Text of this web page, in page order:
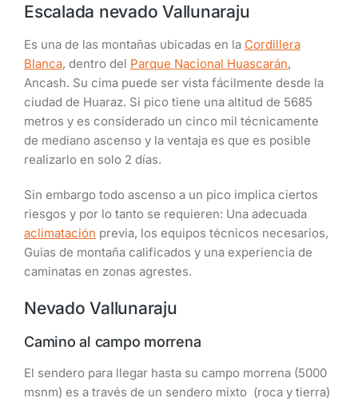
Escalada nevado Vallunaraju
Es una de las montañas ubicadas en la Cordillera
Blanca, dentro del Parque Nacional Huascarán,
Ancash. Su cima puede ser vista fácilmente desde la
ciudad de Huaraz. Si pico tiene una altitud de 5685
metros y es considerado un cinco mil técnicamente
de mediano ascenso y la ventaja es que es posible
realizarlo en solo 2 días.
Sin embargo todo ascenso a un pico implica ciertos
riesgos y por lo tanto se requieren: Una adecuada
aclimatación previa, los equipos técnicos necesarios,
Guias de montaña calificados y una experiencia de
caminatas en zonas agrestes.
Nevado Vallunaraju
Camino al campo morrena
El sendero para llegar hasta su campo morrena (5000
msnm) es a través de un sendero mixto (roca y tierra)